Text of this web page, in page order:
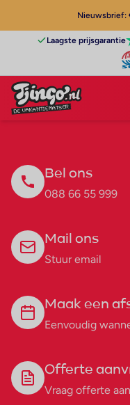
Nieuwsbrief:
Laagste prijsgarantie
Bel ons
088 66 55 999
Mail ons
Stuur email
Maak een
Eenvoudig
Offerte
Vraag offerte aan